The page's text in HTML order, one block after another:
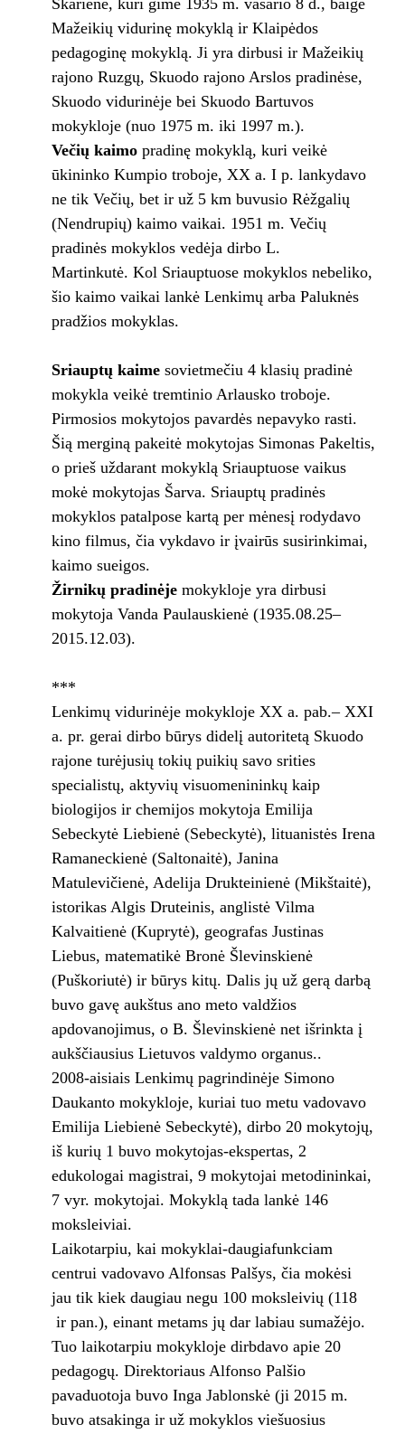
Skarienė, kuri gimė 1935 m. vasario 8 d., baigė
Mažeikių vidurinę mokyklą ir Klaipėdos
pedagoginę mokyklą. Ji yra dirbusi ir Mažeikių
rajono Ruzgų, Skuodo rajono Arslos pradinėse,
Skuodo vidurinėje bei Skuodo Bartuvos
mokykloje (nuo 1975 m. iki 1997 m.).
Večių kaimopradinę mokyklą, kuri veikė
ūkininko Kumpio troboje, XX a. I p. lankydavo
ne tik Večių, bet ir už 5 km buvusio Rėžgalių
(Nendrupių) kaimo vaikai. 1951 m. Večių
pradinės mokyklos vedėja dirbo L.
Martinkutė. Kol Sriauptuose mokyklos nebeliko,
šio kaimo vaikai lankė Lenkimų arba Paluknės
pradžios mokyklas.
Sriauptų kaime sovietmečiu 4 klasių pradinė
mokykla veikė tremtinio Arlausko troboje.
Pirmosios mokytojos pavardės nepavyko rasti.
Šią merginą pakeitė mokytojas Simonas Pakeltis,
o prieš uždarant mokyklą Sriauptuose vaikus
mokė mokytojas Šarva. Sriauptų pradinės
mokyklos patalpose kartą per mėnesį rodydavo
kino filmus, čia vykdavo ir įvairūs susirinkimai,
kaimo sueigos.
Žirnikų pradinėjemokykloje yra dirbusi
mokytoja Vanda Paulauskienė (1935.08.25–
2015.12.03).
***
Lenkimų vidurinėje mokykloje XX a. pab.– XXI
a. pr. gerai dirbo būrys didelį autoritetą Skuodo
rajone turėjusių tokių puikių savo srities
specialistų, aktyvių visuomenininkų kaip
biologijos ir chemijos mokytoja Emilija
Sebeckytė Liebienė (Sebeckytė), lituanistės Irena
Ramaneckienė (Saltonaitė), Janina
Matulevičienė, Adelija Drukteinienė (Mikštaitė),
istorikas Algis Druteinis, anglistė Vilma
Kalvaitienė (Kuprytė), geografas Justinas
Liebus, matematikė Bronė Šlevinskienė
(Puškoriutė) ir būrys kitų. Dalis jų už gerą darbą
buvo gavę aukštus ano meto valdžios
apdovanojimus, o B. Šlevinskienė net išrinkta į
aukščiausius Lietuvos valdymo organus..
2008-aisiais Lenkimų pagrindinėje Simono
Daukanto mokykloje, kuriai tuo metu vadovavo
Emilija Liebienė Sebeckytė), dirbo 20 mokytojų,
iš kurių 1 buvo mokytojas-ekspertas, 2
edukologai magistrai, 9 mokytojai metodininkai,
7 vyr. mokytojai. Mokyklą tada lankė 146
moksleiviai.
Laikotarpiu, kai mokyklai-daugiafunkciam
centrui vadovavo Alfonsas Palšys, čia mokėsi
jau tik kiek daugiau negu 100 moksleivių (118
ir pan.), einant metams jų dar labiau sumažėjo.
Tuo laikotarpiu mokykloje dirbdavo apie 20
pedagogų. Direktoriaus Alfonso Palšio
pavaduotoja buvo Inga Jablonskė (ji 2015 m.
buvo atsakinga ir už mokyklos viešuosius